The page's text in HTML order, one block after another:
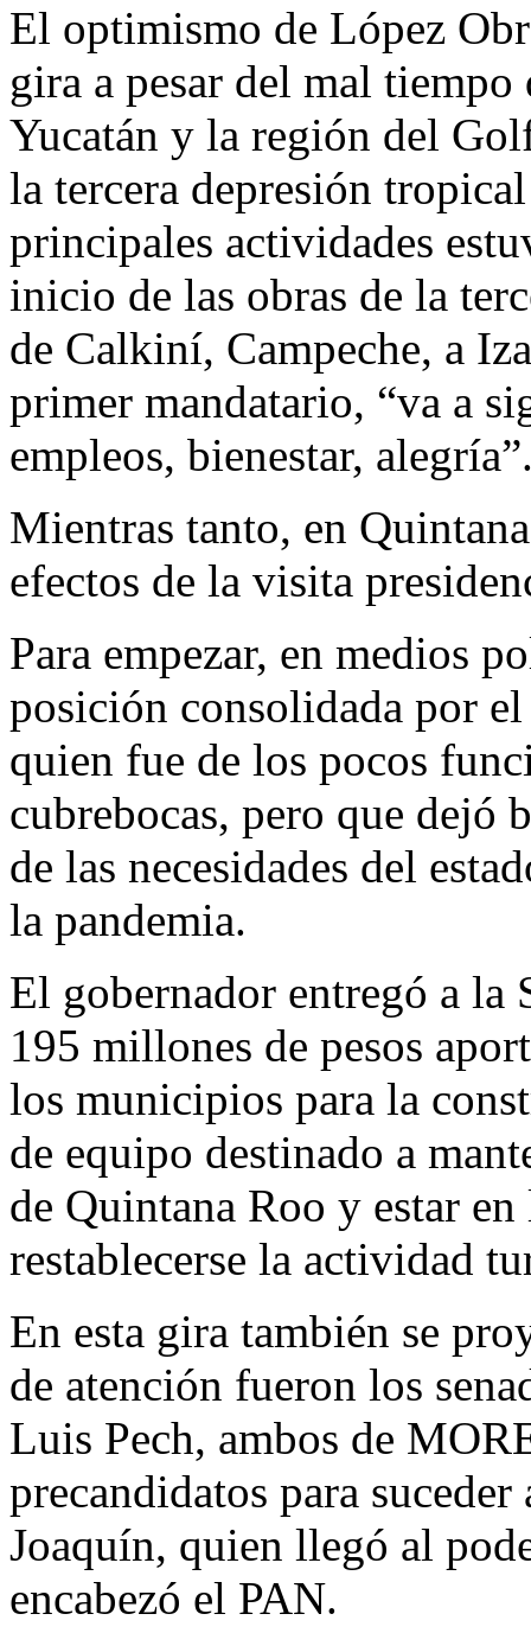
El optimismo de López
gira a pesar del mal tiempo
Yucatán y la región del
la tercera depresión
principales actividades
inicio de las obras de la
de Calkiní, Campeche, a
primer mandatario, “va a
empleos, bienestar,
Mientras tanto, en
efectos de la visita
Para empezar, en medios
posición consolidada por
quien fue de los pocos
cubrebocas, pero que dejó
de las necesidades del
la pandemia.
El gobernador entregó a
195 millones de pesos
los municipios para la
de equipo destinado a
de Quintana Roo y estar
restablecerse la actividad
En esta gira también se
de atención fueron los
Luis Pech, ambos de
precandidatos para
Joaquín, quien llegó al
encabezó el PAN.